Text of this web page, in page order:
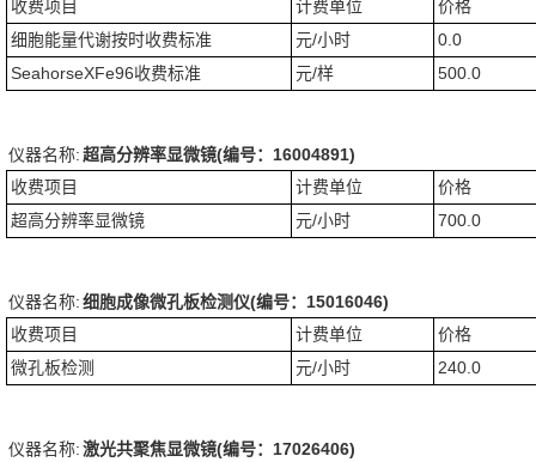
收费项目
计费单位
价格
细胞能量代谢按时收费标准
元/小时
0.0
SeahorseXFe96收费标准
元/样 500.0
仪器名称:超高分辨率显微镜(编号：16004891)
收费项目
计费单位
价格
超高分辨率显微镜
元/小时 700.0
仪器名称:细胞成像微孔板检测仪(编号：15016046)
收费项目
计费单位
价格
微孔板检测
元/小时 240.0
仪器名称:激光共聚焦显微镜(编号：17026406)